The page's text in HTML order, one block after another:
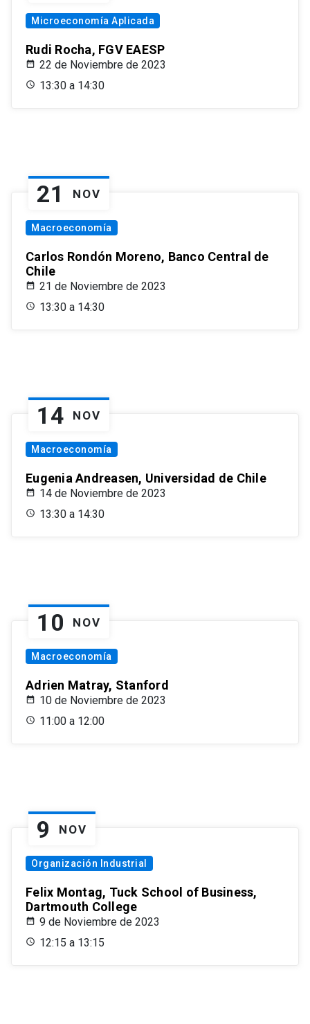
Microeconomía Aplicada
Rudi Rocha, FGV EAESP
22 de Noviembre de 2023
13:30 a 14:30
21 NOV
Macroeconomía
Carlos Rondón Moreno, Banco Central de
Chile
21 de Noviembre de 2023
13:30 a 14:30
14 NOV
Macroeconomía
Eugenia Andreasen, Universidad de Chile
14 de Noviembre de 2023
13:30 a 14:30
10 NOV
Macroeconomía
Adrien Matray, Stanford
10 de Noviembre de 2023
11:00 a 12:00
9 NOV
Organización Industrial
Felix Montag, Tuck School of Business,
Dartmouth College
9 de Noviembre de 2023
12:15 a 13:15